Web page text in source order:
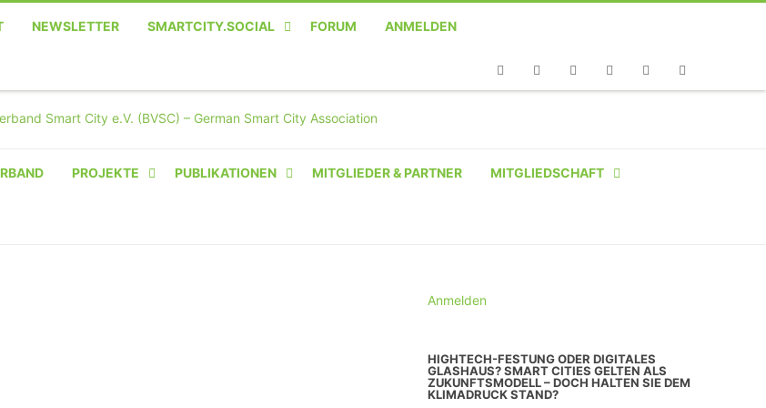
NEWSLETTER SMARTCITY.SOCIAL FORUM ANMELDEN
PROJEKTE PUBLIKATIONEN MITGLIEDER & PARTNER MITGLIEDSCHAFT
UNTERNEHMEN BIS 10 MA
Anmelden
HIGHTECH-FESTUNG ODER DIGITALES
GLASHAUS? SMART CITIES GELTEN ALS
ZUKUNFTSMODELL – DOCH HALTEN SIE DEM
KLIMADRUCK STAND?